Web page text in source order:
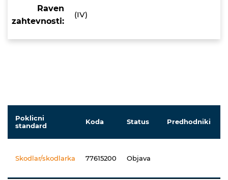
Raven
zahtevnosti:
(IV)
Poklicni
standard
Koda Status Predhodniki
Skodlar/skodlarka 77615200 Objava